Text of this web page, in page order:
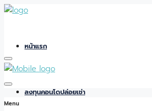
หน้าแรก
ลงทุนคอนโดปล่อยเช่า
Menu